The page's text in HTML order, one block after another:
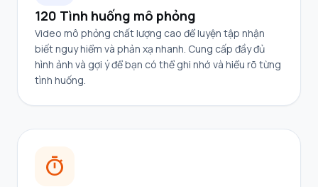
120 Tình huống mô phỏng
Video mô phỏng chất lượng cao để luyện tập nhận
biết nguy hiểm và phản xạ nhanh. Cung cấp đầy đủ
hình ảnh và gợi ý để bạn có thể ghi nhớ và hiểu rõ từng
tình huống.
timer